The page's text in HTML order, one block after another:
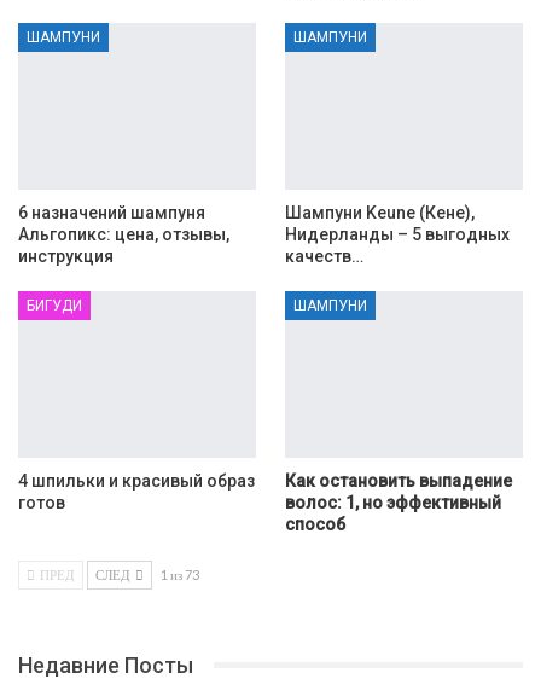
ШАМПУНИ
6 назначений шампуня
Альгопикс: цена, отзывы,
инструкция
ШАМПУНИ
Шампуни Keune (Кене),
Нидерланды – 5 выгодных
качеств…
БИГУДИ
4 шпильки и красивый образ
готов
ШАМПУНИ
Как остановить выпадение
волос: 1, но эффективный
способ
ПРЕД СЛЕД 1 из 73
Недавние Посты